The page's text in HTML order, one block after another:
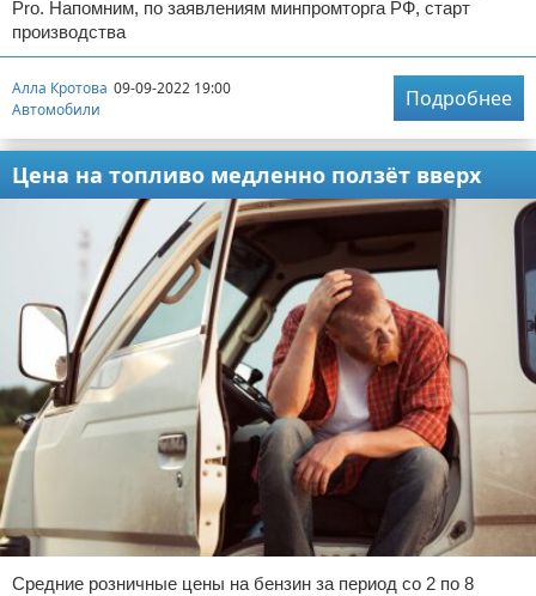
Pro. Напомним, по заявлениям минпромторга РФ, старт
производства
Алла Кротова 09-09-2022 19:00
Автомобили
Подробнее
Цена на топливо медленно ползёт вверх
Средние розничные цены на бензин за период со 2 по 8